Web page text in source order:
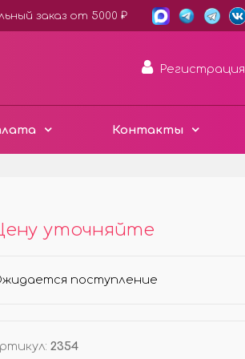
заказ от 5000 ₽
Регистрация
Контакты
МИНИ ИЗДЕЛИЯ
уточняйте
поступление
: 2354